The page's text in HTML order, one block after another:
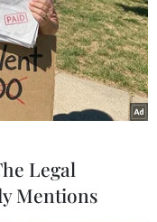
tụ
Legal
Mentions